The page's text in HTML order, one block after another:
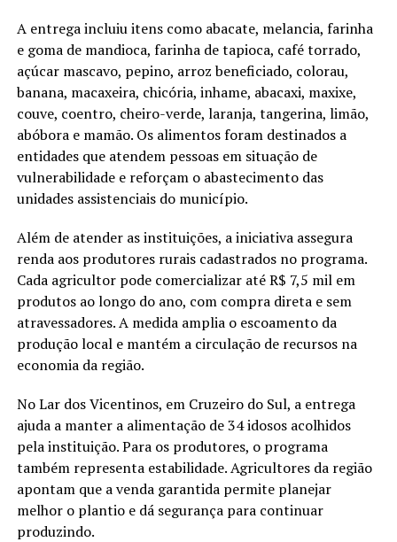
A entrega incluiu itens como abacate, melancia, farinha
e goma de mandioca, farinha de tapioca, café torrado,
açúcar mascavo, pepino, arroz beneficiado, colorau,
banana, macaxeira, chicória, inhame, abacaxi, maxixe,
couve, coentro, cheiro-verde, laranja, tangerina, limão,
abóbora e mamão. Os alimentos foram destinados a
entidades que atendem pessoas em situação de
vulnerabilidade e reforçam o abastecimento das
unidades assistenciais do município.
Além de atender as instituições, a iniciativa assegura
renda aos produtores rurais cadastrados no programa.
Cada agricultor pode comercializar até R$ 7,5 mil em
produtos ao longo do ano, com compra direta e sem
atravessadores. A medida amplia o escoamento da
produção local e mantém a circulação de recursos na
economia da região.
No Lar dos Vicentinos, em Cruzeiro do Sul, a entrega
ajuda a manter a alimentação de 34 idosos acolhidos
pela instituição. Para os produtores, o programa
também representa estabilidade. Agricultores da região
apontam que a venda garantida permite planejar
melhor o plantio e dá segurança para continuar
produzindo.